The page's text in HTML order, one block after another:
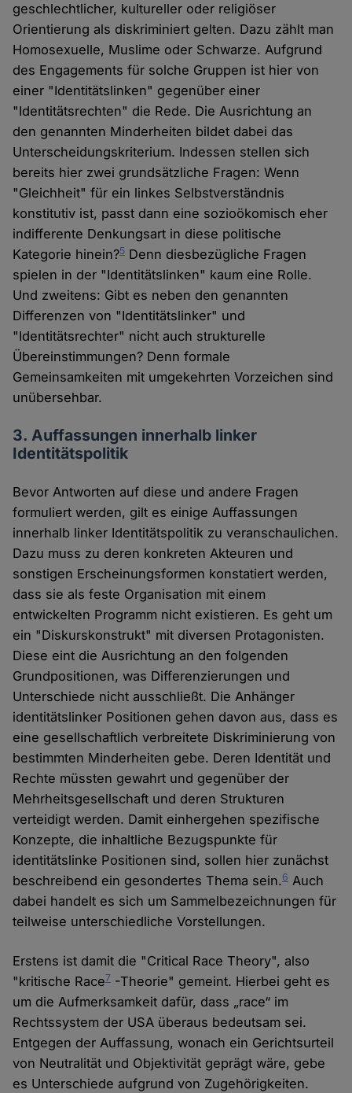
geschlechtlicher, kultureller oder religiöser
Orientierung als diskriminiert gelten. Dazu zählt man
Homosexuelle, Muslime oder Schwarze. Aufgrund
des Engagements für solche Gruppen ist hier von
einer "Identitätslinken" gegenüber einer
"Identitätsrechten" die Rede. Die Ausrichtung an
den genannten Minderheiten bildet dabei das
Unterscheidungskriterium. Indessen stellen sich
bereits hier zwei grundsätzliche Fragen: Wenn
"Gleichheit" für ein linkes Selbstverständnis
konstitutiv ist, passt dann eine sozioökomisch eher
indifferente Denkungsart in diese politische
Kategorie hinein?5 Denn diesbezügliche Fragen
spielen in der "Identitätslinken" kaum eine Rolle.
Und zweitens: Gibt es neben den genannten
Differenzen von "Identitätslinker" und
"Identitätsrechter" nicht auch strukturelle
Übereinstimmungen? Denn formale
Gemeinsamkeiten mit umgekehrten Vorzeichen sind
unübersehbar.
3. Auffassungen innerhalb linker
Identitätspolitik
Bevor Antworten auf diese und andere Fragen
formuliert werden, gilt es einige Auffassungen
innerhalb linker Identitätspolitik zu veranschaulichen.
Dazu muss zu deren konkreten Akteuren und
sonstigen Erscheinungsformen konstatiert werden,
dass sie als feste Organisation mit einem
entwickelten Programm nicht existieren. Es geht um
ein "Diskurskonstrukt" mit diversen Protagonisten.
Diese eint die Ausrichtung an den folgenden
Grundpositionen, was Differenzierungen und
Unterschiede nicht ausschließt. Die Anhänger
identitätslinker Positionen gehen davon aus, dass es
eine gesellschaftlich verbreitete Diskriminierung von
bestimmten Minderheiten gebe. Deren Identität und
Rechte müssten gewahrt und gegenüber der
Mehrheitsgesellschaft und deren Strukturen
verteidigt werden. Damit einhergehen spezifische
Konzepte, die inhaltliche Bezugspunkte für
identitätslinke Positionen sind, sollen hier zunächst
beschreibend ein gesondertes Thema sein.6 Auch
dabei handelt es sich um Sammelbezeichnungen für
teilweise unterschiedliche Vorstellungen.
Erstens ist damit die "Critical Race Theory", also
"kritische Race7 -Theorie" gemeint. Hierbei geht es
um die Aufmerksamkeit dafür, dass „race“ im
Rechtssystem der USA überaus bedeutsam sei.
Entgegen der Auffassung, wonach ein Gerichtsurteil
von Neutralität und Objektivität geprägt wäre, gebe
es Unterschiede aufgrund von Zugehörigkeiten.